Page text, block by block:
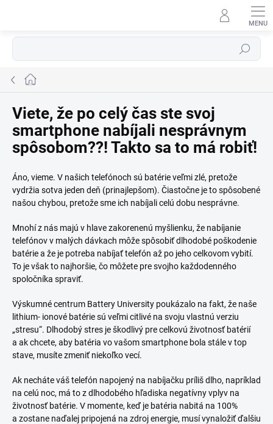
Hľadať
Domov
Viete, že po celý čas ste svoj
smartphone nabíjali nesprávnym
spôsobom??! Takto sa to má robiť!
Áno, vieme. V našich telefónoch sú batérie veľmi zlé, pretože
vydržia sotva jeden deň (prinajlepšom). Čiastočne je to spôsobené
našou chybou, pretože sme ich nabíjali celú dobu nesprávne.
Mnohí z nás majú v hlave zakorenenú myšlienku, že nabíjanie
telefónov v malých dávkach môže spôsobiť dlhodobé poškodenie
batérie a že je potreba nabíjať telefón až po jeho celkovom vybití.
To je však to najhoršie, čo môžete pre svojho každodenného
spoločníka spraviť.
Výskumné centrum Battery University poukázalo na fakt, že naše
lithium- ionové batérie sú veľmi citlivé na svoju vlastnú verziu
„stresu“. Dlhodobý stres je škodlivý pre celkovú životnosť batérií
a ak chcete, aby batéria vo vašom smartphone bola stále v top
stave, musíte zmeniť niekoľko vecí.
Ak necháte váš telefón napojený na nabíjačku príliš dlho, napríklad
na celú noc, má to z dlhodobého hľadiska negatívny vplyv na
životnosť batérie. V momente, keď je batéria nabitá na 100%
a zostane naďalej pripojená na zdroj energie, musí vynaložiť ďalšiu